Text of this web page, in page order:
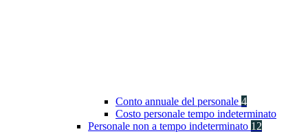
Conto annuale del personale 4
Costo personale tempo indeterminato
Personale non a tempo indeterminato 12